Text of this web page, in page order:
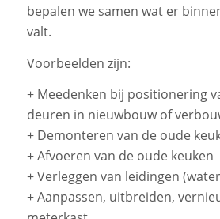
bepalen we samen wat er
valt.
Voorbeelden zijn:
+ Meedenken bij positionering
deuren in nieuwbouw of
+ Demonteren van de oude
+ Afvoeren van de oude keuken
+ Verleggen van leidingen
+ Aanpassen, uitbreiden,